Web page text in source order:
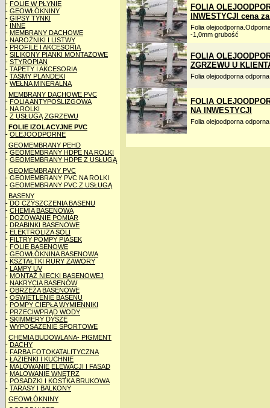
- FOLIE W PŁYNIE
- GEOWŁÓKNINY
- GIPSY TYNKI
- INNE
- MEMBRANY DACHOWE
- NAROŻNIKI I LISTWY
- PROFILE I AKCESORIA
- SILIKONY PIANKI MONTAŻOWE
- STYROPIAN
- TAPETY I AKCESORIA
- TAŚMY PLANDEKI
- WEŁNA MINERALNA
MEMBRANY DACHOWE PVC
- FOLIA ANTYPOŚLIZGOWA
- NA ROLKI
- Z USŁUGĄ ZGRZEWU
FOLIE IZOLACYJNE PVC
- OLEJOODPORNE
GEOMEMBRANY PEHD
- GEOMEMBRANY HDPE NA ROLKI
- GEOMEMBRANY HDPE Z USŁUGĄ
GEOMEMBRANY PVC
- GEOMEMBRANY PVC NA ROLKI
- GEOMEMBRANY PVC Z USŁUGĄ
BASENY
- DO CZYSZCZENIA BASENU
- CHEMIA BASENOWA
- DOZOWANIE POMIAR
- DRABINKI BASENOWE
- ELEKTROLIZA SOLI
- FILTRY POMPY PIASEK
- FOLIE BASENOWE
- GEOWŁÓKNINA BASENOWA
- KSZTAŁTKI RURY ZAWORY
- LAMPY UV
- MONTAŻ NIECKI BASENOWEJ
- NAKRYCIA BASENÓW
- OBRZEŻA BASENOWE
- OŚWIETLENIE BASENU
- POMPY CIEPŁA WYMIENNIKI
- PRZECIWPRĄD WODY
- SKIMMERY DYSZE
- WYPOSAŻENIE SPORTOWE
CHEMIA BUDOWLANA- PIGMENT
- DACHY
- FARBA FOTOKATALITYCZNA
- ŁAZIENKI I KUCHNIE
- MALOWANIE ELEWACJI I FASAD
- MALOWANIE WNĘTRZ
- POSADZKI I KOSTKA BRUKOWA
- TARASY I BALKONY
GEOWŁÓKNINY
FOLIA
INWESTYCJI cena
Folia
-1,0mm grubość
FOLIA
ZGRZEWU U
Folia olejoodporna
FOLIA
NA INWESTYCJI
Folia olejoodporna